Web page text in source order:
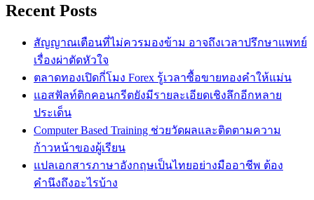
Recent Posts
สัญญาณเตือนที่ไม่ควรมองข้าม อาจถึงเวลาปรึกษาแพทย์
เรื่องผ่าตัดหัวใจ
ตลาดทองเปิดกี่โมง Forex รู้เวลาซื้อขายทองคำให้แม่น
แอสฟัลท์ติกคอนกรีตยังมีรายละเอียดเชิงลึกอีกหลาย
ประเด็น
Computer Based Training ช่วยวัดผลและติดตามความ
ก้าวหน้าของผู้เรียน
แปลเอกสารภาษาอังกฤษเป็นไทยอย่างมืออาชีพ ต้อง
คำนึงถึงอะไรบ้าง